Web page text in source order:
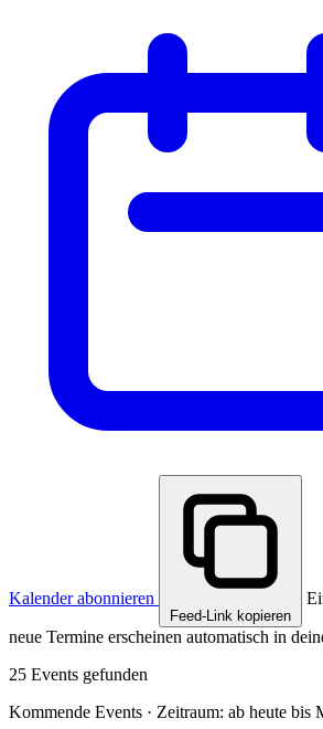
Kalender abonnieren
Feed-Link kopieren
neue Termine erscheinen automatisch in
25 Events gefunden
Kommende Events · Zeitraum: ab heute bis